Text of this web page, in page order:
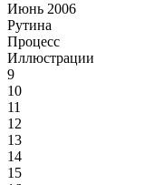
Июнь 2006
Рутина
Процесс
Иллюстрации
9
10
11
12
13
14
15